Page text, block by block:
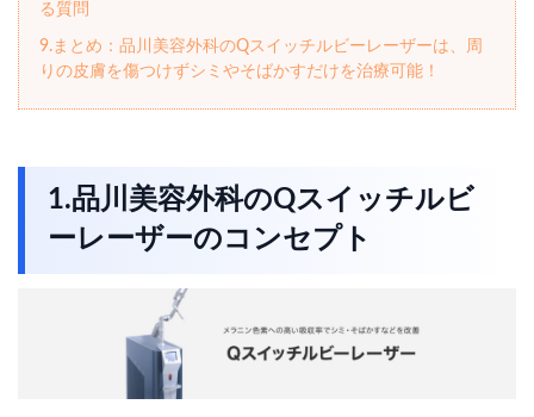
る質問
9.まとめ：品川美容外科のQスイッチルビーレーザーは、周
りの皮膚を傷つけずシミやそばかすだけを治療可能！
1.品川美容外科のQスイッチルビ
ーレーザーのコンセプト